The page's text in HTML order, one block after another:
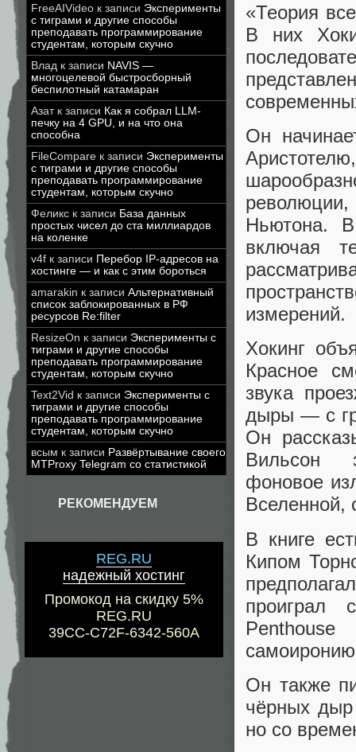
FreeAIVideo к записи Эксперименты
с тиграми и другие способы
преподавать программирование
студентам, которым скучно
Влад к записи NAVIS —
многоцелевой быстросборный
беспилотный катамаран
Азатк записи Как я собрал LLM-
печку на 4 GPU, и на что она
способна
FileCompare к записи Эксперименты
с тиграми и другие способы
преподавать программирование
студентам, которым скучно
Феликс к записи База данных
простых чисел до ста миллиардов
на коленке
v4f к записи Перебор IP-адресов на
хостинге — и как с этим бороться
amarakin к записи Альтернативный
список заблокированных в РФ
ресурсов Re:filter
ResizeOn к записи Эксперименты с
тиграми и другие способы
преподавать программирование
студентам, которым скучно
Text2Vid к записи Эксперименты с
тиграми и другие способы
преподавать программирование
студентам, которым скучно
всым к записи Развёртывание своего
MTProxy Telegram со статистикой
РЕКОМЕНДУЕМ
REG.RU
надежный хостинг
Промокод на скидку 5%
REG.RU
39CC-C72F-6342-560A
«Теория
В них
Он
Ньютона.
включая
измерений.
Хокинг
Красное
звука
дыры — с
Он
Вильсон
фоновое
Вселенной,
В книге
Кипом
проиграл
самоиронию
Он также
чёрных дыр
но со